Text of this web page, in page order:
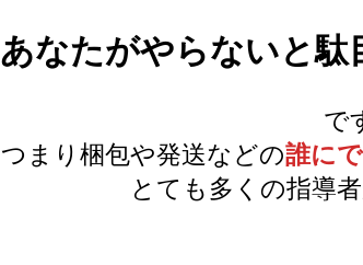
あなたがやらないと駄
で
つまり梱包や発送などの誰に
とても多くの指導